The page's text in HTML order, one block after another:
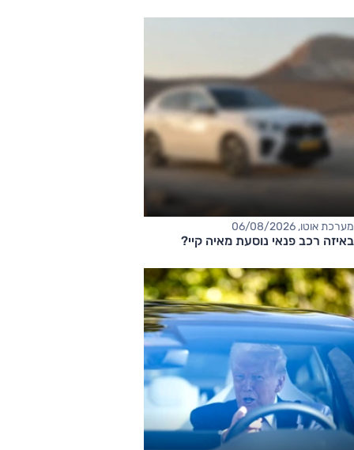
מערכת אוטו, 06/08/2026
באיזה רכב פנאי נוסעת מאיה קיי?